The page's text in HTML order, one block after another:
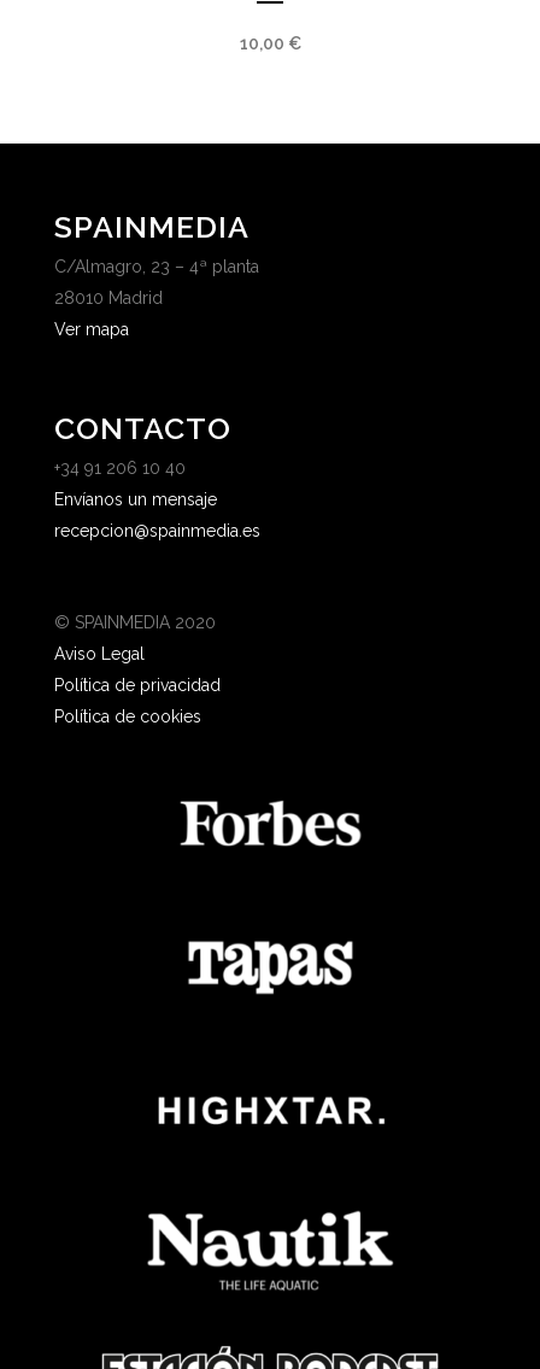
10,00 €
SPAINMEDIA
C/Almagro, 23 – 4ª planta
28010 Madrid
Ver mapa
CONTACTO
+34 91 206 10 40
Envíanos un mensaje
recepcion@spainmedia.es
© SPAINMEDIA 2020
Aviso Legal
Política de privacidad
Política de cookies